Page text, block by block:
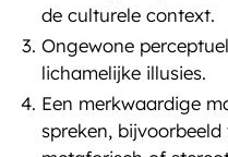
de culturele context.
Ongewone
lichamelijke illusies.
Een merkwaardige
spreken,